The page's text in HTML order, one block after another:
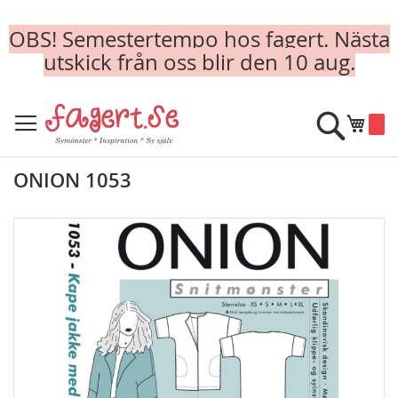
OBS! Semestertempo hos fagert. Nästa
utskick från oss blir den 10 aug.
to
Content
Min
Sök
ONION 1053